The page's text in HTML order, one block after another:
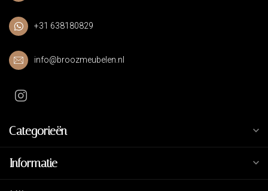
+31 638180829
info@broozmeubelen.nl
Categorieën
Informatie